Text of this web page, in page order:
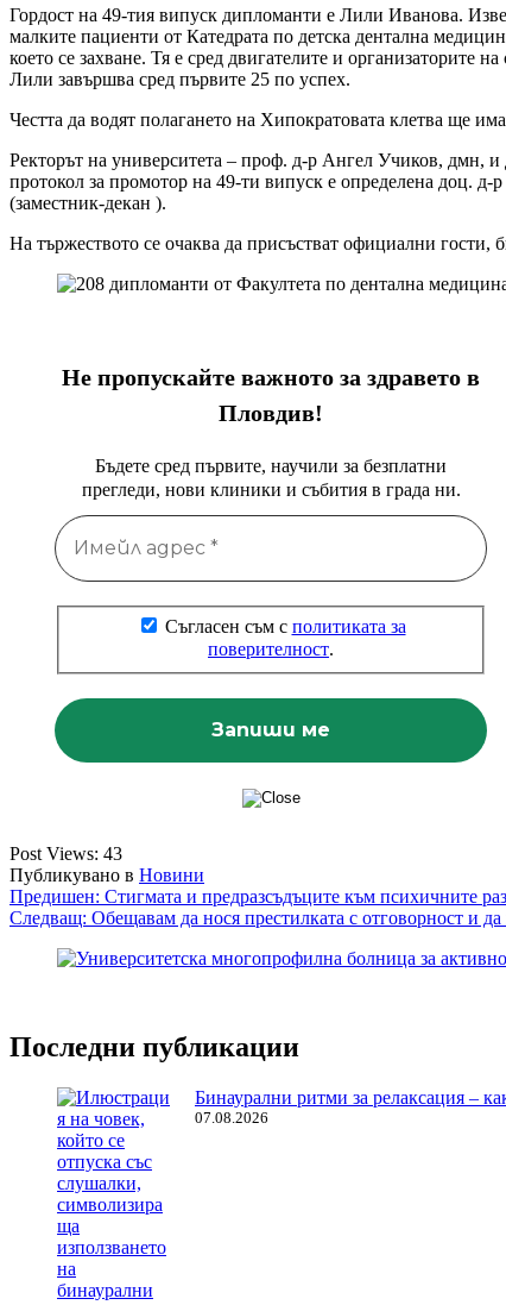
Гордост на 49-тия випуск дипломанти е Лили Иванова.
малките пациенти от Катедрата по детска дентална
което се захване. Тя е сред двигателите и организаторите
Лили завършва сред първите 25 по успех.
Честта да водят полагането на Хипократовата клетва ще
Ректорът на университета – проф. д-р Ангел Учиков, дмн,
протокол за промотор на 49-ти випуск е определена доц.
(заместник-декан ).
На тържеството се очаква да присъстват официални
Не пропускайте важното за здравето в
Пловдив!
Бъдете сред първите, научили за безплатни
прегледи, нови клиники и събития в града ни.
Съгласен съм с политиката за
поверителност.
Post Views: 43
Публикувано в Новини
Навигация
Предишен: Стигмата и предразсъдъците към психичните
Следващ: Обещавам да нося престилката с отговорност и да
Последни публикации
Бинаурални ритми за релаксация –
07.08.2026